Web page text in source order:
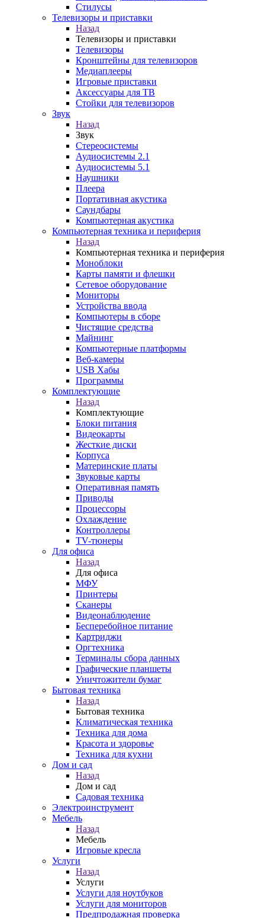
Стилусы
Телевизоры и приставки
Назад
Телевизоры и приставки
Телевизоры
Кронштейны для телевизоров
Медиаплееры
Игровые приставки
Аксессуары для ТВ
Стойки для телевизоров
Звук
Назад
Звук
Стереосистемы
Аудиосистемы 2.1
Аудиосистемы 5.1
Наушники
Плеера
Портативная акустика
Саундбары
Компьютерная акустика
Компьютерная техника и периферия
Назад
Компьютерная техника и периферия
Моноблоки
Карты памяти и флешки
Сетевое оборудование
Мониторы
Устройства ввода
Компьютеры в сборе
Чистящие средства
Майнинг
Компьютерные платформы
Веб-камеры
USB Хабы
Программы
Комплектующие
Назад
Комплектующие
Блоки питания
Видеокарты
Жесткие диски
Корпуса
Материнские платы
Звуковые карты
Оперативная память
Приводы
Процессоры
Охлаждение
Контроллеры
TV-тюнеры
Для офиса
Назад
Для офиса
МФУ
Принтеры
Сканеры
Видеонаблюдение
Бесперебойное питание
Картриджи
Оргтехника
Терминалы сбора данных
Графические планшеты
Уничтожители бумаг
Бытовая техника
Назад
Бытовая техника
Климатическая техника
Техника для дома
Красота и здоровье
Техника для кухни
Дом и сад
Назад
Дом и сад
Садовая техника
Электроинструмент
Мебель
Назад
Мебель
Игровые кресла
Услуги
Назад
Услуги
Услуги для ноутбуков
Услуги для мониторов
Предпродажная проверка